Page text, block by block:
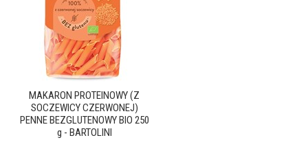
MAKARON PROTEINOWY (Z
SOCZEWICY CZERWONEJ)
PENNE BEZGLUTENOWY BIO 250
g - BARTOLINI